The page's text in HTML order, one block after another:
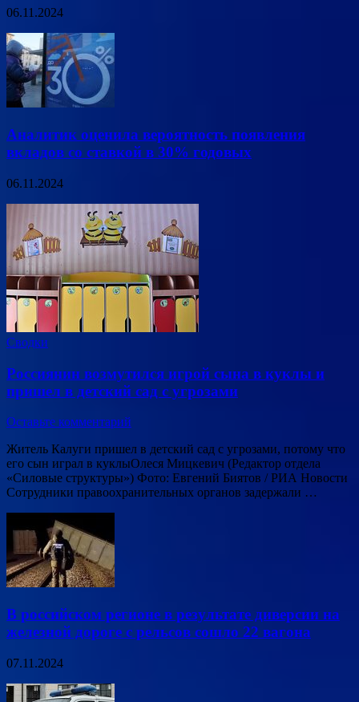
06.11.2024
Аналитик оценила вероятность появления
вкладов со ставкой в 30% годовых
06.11.2024
Сводки
Россиянин возмутился игрой сына в куклы и
пришел в детский сад с угрозами
Оставьте комментарий
Житель Калуги пришел в детский сад с угрозами, потому что
его сын играл в куклыОлеся Мицкевич (Редактор отдела
«Силовые структуры») Фото: Евгений Биятов / РИА Новости
Сотрудники правоохранительных органов задержали …
В российском регионе в результате диверсии на
железной дороге с рельсов сошло 22 вагона
07.11.2024